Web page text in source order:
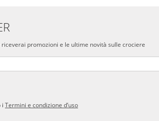
riceverai promozioni e le ultime novità sulle crociere
i Termini e condizione d’uso